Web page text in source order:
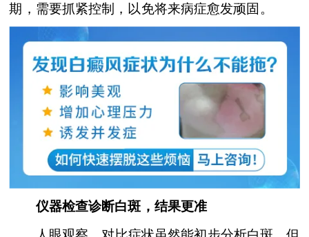
期，需要抓紧控制，以免将来病症愈发顽固。
仪器检查诊断白斑，结果更准